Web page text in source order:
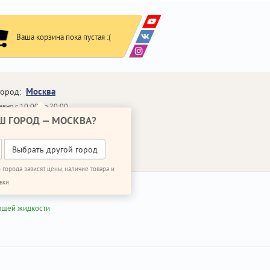
Ваша корзина пока пустая :(
Москва
ГОРОД — МОСКВА?
Выбрать другой город
зависят цены, наличие товара и
с 10:00 до 20:00
648-64-30
МНЕ
жидкости